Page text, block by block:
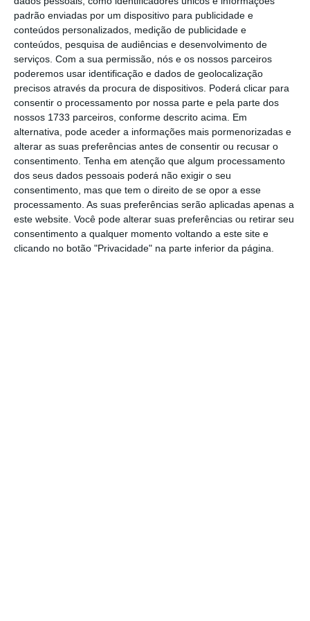
padrão enviadas por um dispositivo para publicidade e
conteúdos personalizados, medição de publicidade e
conteúdos, pesquisa de audiências e desenvolvimento de
serviços. Com a sua permissão, nós e os nossos parceiros
poderemos usar identificação e dados de geolocalização
precisos através da procura de dispositivos. Poderá clicar para
consentir o processamento por nossa parte e pela parte dos
nossos 1733 parceiros, conforme descrito acima. Em
alternativa, pode aceder a informações mais pormenorizadas e
alterar as suas preferências antes de consentir ou recusar o
consentimento. Tenha em atenção que algum processamento
dos seus dados pessoais poderá não exigir o seu
consentimento, mas que tem o direito de se opor a esse
processamento. As suas preferências serão aplicadas apenas a
este website. Você pode alterar suas preferências ou retirar seu
consentimento a qualquer momento voltando a este site e
clicando no botão "Privacidade" na parte inferior da página.
vice-presidente da Associação Portuguesa de
Promotores e Investidores Imobiliários (APPII).
A associação vê com bons olhos o facto de o
Governo ter decidido adiar para janeiro de
2022 (em vez de julho de 2021, como
anunciado primeiramente) a implementação
destas mudanças.“Vemos, naturalmente, com
agrado o facto de o Governo nos ter concedido
cerca de um ano”.Período que, diz o
responsável, vai permitir uma tentativa de
adequação de alguns investimentos.